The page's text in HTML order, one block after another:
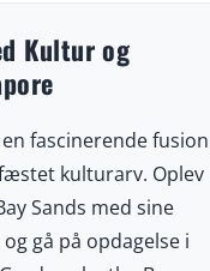
Kultur og
fascinerende fusion
kulturarv. Oplev
Sands med sine
gå på opdagelse i